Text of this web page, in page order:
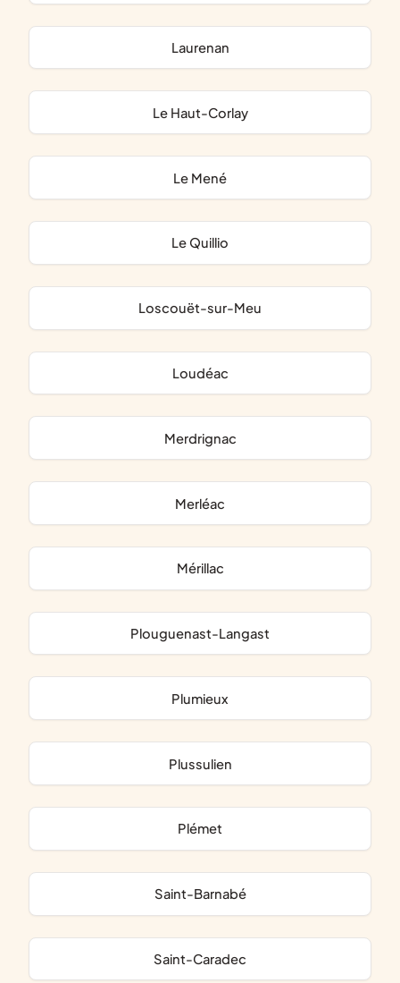
Laurenan
Le Haut-Corlay
Le Mené
Le Quillio
Loscouët-sur-Meu
Loudéac
Merdrignac
Merléac
Mérillac
Plouguenast-Langast
Plumieux
Plussulien
Plémet
Saint-Barnabé
Saint-Caradec